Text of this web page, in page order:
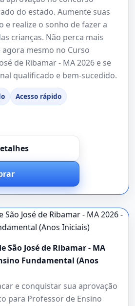
do estado. Aumente suas
e realize o sonho de fazer a
crianças. Não perca mais
mesmo no Curso
de Ribamar - MA 2026 e se
qualificado e bem-sucedido.
Acesso rápido
São José de Ribamar - MA
Fundamental (Anos
e conquistar sua aprovação
para Professor de Ensino